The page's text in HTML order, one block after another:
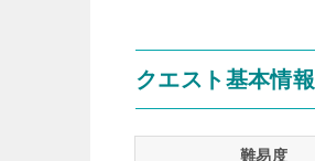
クエスト基本情報
難易度